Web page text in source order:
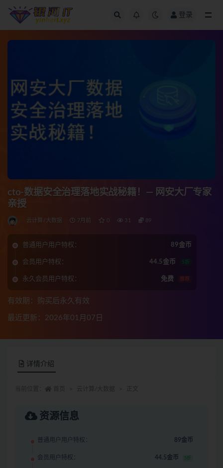
登录
cto-数据安全治理落地实战秘籍！— 网安大厂专家
亲授
云计算/大数据 7月前 0 31 89
普通用户用户特权： 89金币
会员用户特权： 44.5金币 5折
永久会员用户特权： 免费 推荐
有效期：购买后永久有效
最近更新：2026年01月07日
详情介绍
资源信息
普通用户用户特权： 89金币
会员用户特权： 44.5金币 5折